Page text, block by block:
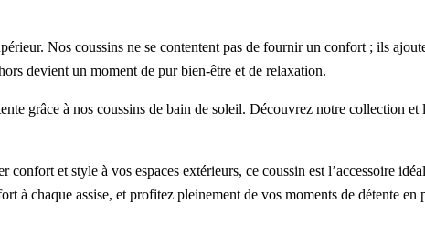
Nos coussins ne se contentent pas de fournir un confort ; ils
devient un moment de pur bien-être et de relaxation.
grâce à nos coussins de bain de soleil. Découvrez notre collection
et style à vos espaces extérieurs, ce coussin est l’accessoire
à chaque assise, et profitez pleinement de vos moments de détente